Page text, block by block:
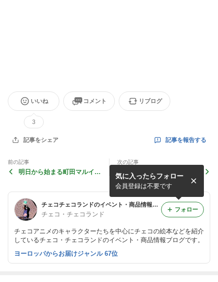
いいね
3
コメント リブログ
記事をシェア 記事を報告する
前の記事
明日から始まる町田マルイの
次の記事
アマールカ商品情報をお届け
します〈その104〉
チェコチェコランドのイベント・商品情報ブログ
チェコ・チェコランド
チェコアニメのキャラクターたちを中心にチェコの絵本などを紹介
しているチェコ・チェコランドのイベント・商品情報ブログです。
気に入ったらフォロー
会員登録は不要です
フォロー
ヨーロッパからお届けジャンル 67位